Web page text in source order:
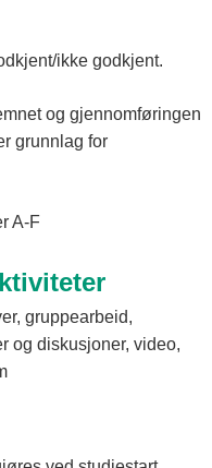
ikke godkjent.
og gjennomføringen
grunnlag for
A-F
gruppearbeid,
og diskusjoner, video,